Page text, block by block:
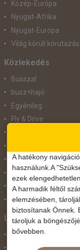
Közép-Európa
Nyugat-Afrika
Nyugat-Európa
Világ körüli körutazás
Közlekedés
Busszal
busz+hajó
Egyénileg
Fly & Drive
repülő+hajó
Repülővel
Szolgáltatás
Vonat
Ünnepek
Adventi hetek
A hatékony
használunk.A
ezek
A harmadik féltől
elemzésében,
biztosítanak Önnek.
tároljuk a
bővebben.